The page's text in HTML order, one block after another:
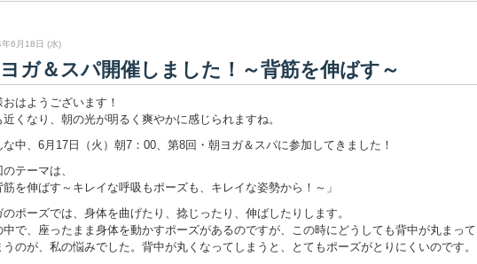
6月18日 (水)
ガ＆スパ開催しました！～背筋を伸ばす～
おはようございます！
近くなり、朝の光が明るく爽やかに感じられますね。
な中、6月17日（火）朝7：00、第8回・朝ヨガ＆スパに参加してきました！
テーマは、
筋を伸ばす～キレイな呼吸もポーズも、キレイな姿勢から！～」
のポーズでは、身体を曲げたり、捻じったり、伸ばしたりします。
中で、座ったまま身体を動かすポーズがあるのですが、この時にどうしても背中が丸まって
うのが、私の悩みでした。背中が丸くなってしまうと、とてもポーズがとりにくいのです。